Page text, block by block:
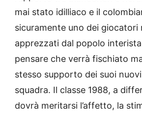
mai stato idilliaco e il
sicuramente uno dei giocatori
apprezzati dal popolo
pensare che verrà fischiato
stesso supporto dei suoi
squadra. Il classe 1988, a
dovrà meritarsi l’affetto, la